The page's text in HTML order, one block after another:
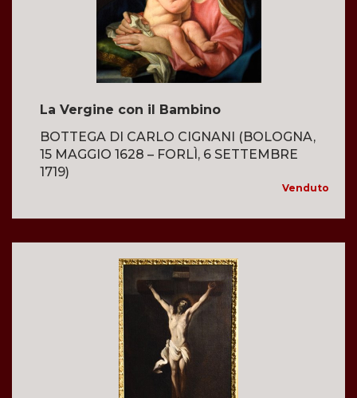
La Vergine con il Bambino
BOTTEGA DI CARLO CIGNANI (BOLOGNA,
15 MAGGIO 1628 – FORLÌ, 6 SETTEMBRE
1719)
Venduto